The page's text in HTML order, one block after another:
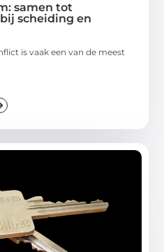
samen tot
scheiding en
is vaak een van de meest